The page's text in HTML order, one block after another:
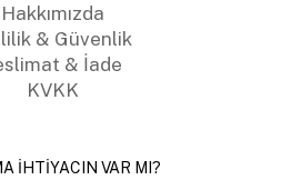
Hakkımızda
& Güvenlik
& İade
KVKK
İHTİYACIN VAR MI?